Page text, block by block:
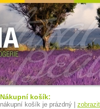
Nákupní košík:
nákupní košík je prázdný |